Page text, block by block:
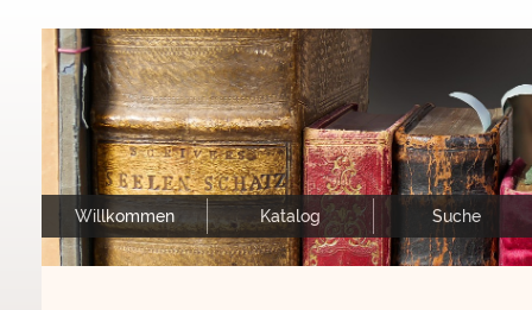
Willkommen Katalog Suche